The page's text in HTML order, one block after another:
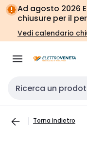
Vai alla
navigazione
Vai
alla
pagina
Ad agosto 2026
chiusure per il
Vedi calendario
Cerca input
Torna indietro